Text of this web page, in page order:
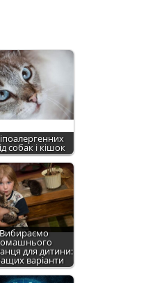
собак і кішок
для дитини:
варіанти